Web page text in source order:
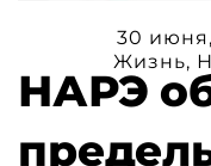
30
Жизнь,
НАРЭ